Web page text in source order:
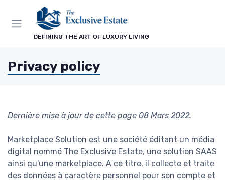
DEFINING THE ART OF LUXURY LIVING
Privacy policy
Dernière mise à jour de cette page 08 Mars 2022.
Marketplace Solution est une société éditant un média
digital nommé The Exclusive Estate, une solution SAAS
ainsi qu'une marketplace. A ce titre, il collecte et traite
des données à caractère personnel pour son compte et